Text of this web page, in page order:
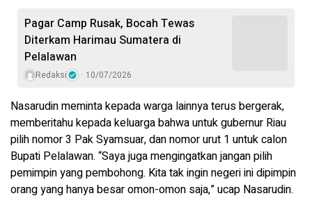
Pagar Camp Rusak, Bocah Tewas
Diterkam Harimau Sumatera di
Pelalawan
Redaksi 10/07/2026
Nasarudin meminta kepada warga lainnya terus bergerak,
memberitahu kepada keluarga bahwa untuk gubernur Riau
pilih nomor 3 Pak Syamsuar, dan nomor urut 1 untuk calon
Bupati Pelalawan. “Saya juga mengingatkan jangan pilih
pemimpin yang pembohong. Kita tak ingin negeri ini dipimpin
orang yang hanya besar omon-omon saja,” ucap Nasarudin.